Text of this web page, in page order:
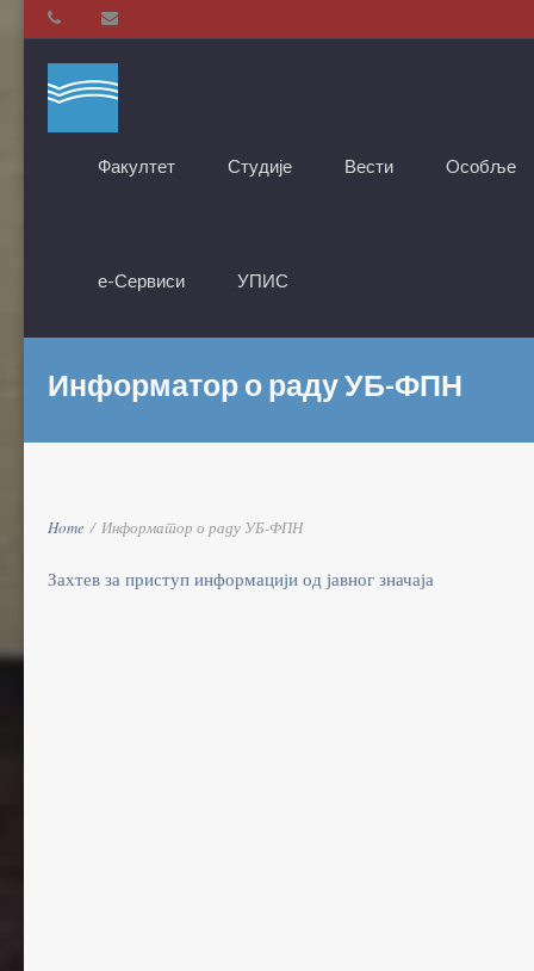
Факултет Студије Вести Oсобље
е-Сервиси УПИС
Информатор о раду УБ-ФПН
Home / Информатор о раду УБ-ФПН
Захтев за приступ информацији од јавног значаја